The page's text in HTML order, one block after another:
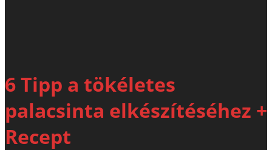
6 Tipp a tökéletes
palacsinta elkészítéséhez +
Recept